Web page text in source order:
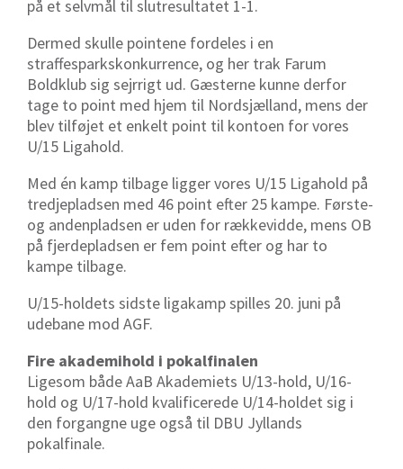
på et selvmål til slutresultatet 1-1.
Dermed skulle pointene fordeles i en
straffesparkskonkurrence, og her trak Farum
Boldklub sig sejrrigt ud. Gæsterne kunne derfor
tage to point med hjem til Nordsjælland, mens der
blev tilføjet et enkelt point til kontoen for vores
U/15 Ligahold.
Med én kamp tilbage ligger vores U/15 Ligahold på
tredjepladsen med 46 point efter 25 kampe. Første-
og andenpladsen er uden for rækkevidde, mens OB
på fjerdepladsen er fem point efter og har to
kampe tilbage.
U/15-holdets sidste ligakamp spilles 20. juni på
udebane mod AGF.
Fire akademihold i pokalfinalen
Ligesom både AaB Akademiets U/13-hold, U/16-
hold og U/17-hold kvalificerede U/14-holdet sig i
den forgangne uge også til DBU Jyllands
pokalfinale.